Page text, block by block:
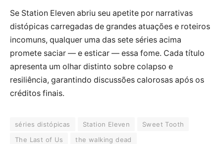
Se Station Eleven abriu seu apetite por narrativas
distópicas carregadas de grandes atuações e roteiros
incomuns, qualquer uma das sete séries acima
promete saciar — e esticar — essa fome. Cada título
apresenta um olhar distinto sobre colapso e
resiliência, garantindo discussões calorosas após os
créditos finais.
séries distópicas Station Eleven
Sweet Tooth
The Last of Us
the walking dead